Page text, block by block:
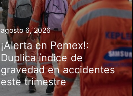
agosto 6, 2026
¡Alerta en Pemex!:
Duplica índice de
gravedad en accidentes
este trimestre